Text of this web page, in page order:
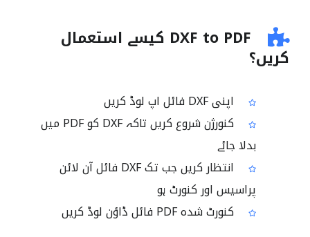
DXF to PDF کیسے استعمال
کریں؟
اپنی DXF فائل اپ لوڈ کریں
کنورژن شروع کریں تاکہ DXF کو PDF میں
بدلا جائے
انتظار کریں جب تک DXF فائل آن لائن
پراسیس اور کنورٹ ہو
کنورٹ شدہ PDF فائل ڈاؤن لوڈ کریں